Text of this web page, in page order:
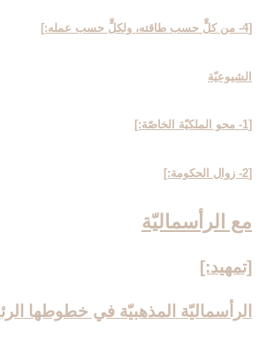
[4- من كلٍّ حسب طاقته، ولكلٍّ حسب عمله:]
الشيوعيّة
[1- محو الملكيّة الخاصّة:]
[2- زوال الحكومة:]
مع الرأسماليّة
[تمهيد:]
الرأسماليّة المذهبيّة في خطوطها